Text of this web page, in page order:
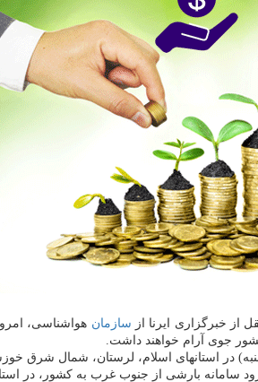
از خبرگزاری ایرنا از سازمان هواشناسی،
جوی آرام خواهند داشت.
در استانهای اسلام، لرستان، شمال شرق
سامانه بارشی از جنوب غرب به کشور،